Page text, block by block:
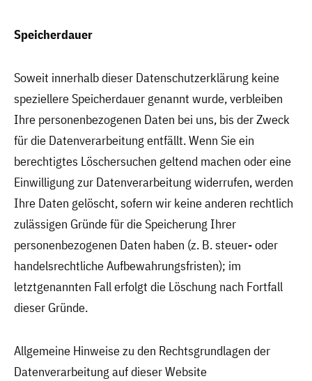
Speicherdauer
Soweit innerhalb dieser Datenschutzerklärung keine
speziellere Speicherdauer genannt wurde, verbleiben
Ihre personenbezogenen Daten bei uns, bis der Zweck
für die Datenverarbeitung entfällt. Wenn Sie ein
berechtigtes Löschersuchen geltend machen oder eine
Einwilligung zur Datenverarbeitung widerrufen, werden
Ihre Daten gelöscht, sofern wir keine anderen rechtlich
zulässigen Gründe für die Speicherung Ihrer
personenbezogenen Daten haben (z. B. steuer- oder
handelsrechtliche Aufbewahrungsfristen); im
letztgenannten Fall erfolgt die Löschung nach Fortfall
dieser Gründe.
Allgemeine Hinweise zu den Rechtsgrundlagen der
Datenverarbeitung auf dieser Website